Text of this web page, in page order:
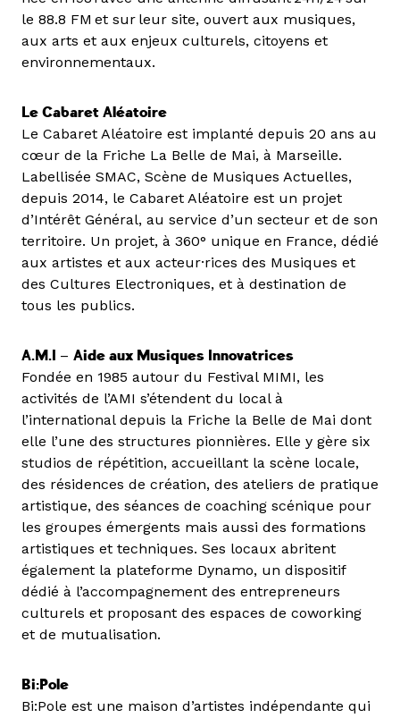
le 88.8 FM et sur leur site, ouvert aux musiques,
aux arts et aux enjeux culturels, citoyens et
environnementaux.
Le Cabaret Aléatoire
Le Cabaret Aléatoire est implanté depuis 20 ans au
cœur de la Friche La Belle de Mai, à Marseille.
Labellisée SMAC, Scène de Musiques Actuelles,
depuis 2014, le Cabaret Aléatoire est un projet
d’Intérêt Général, au service d’un secteur et de son
territoire. Un projet, à 360° unique en France, dédié
aux artistes et aux acteur·rices des Musiques et
des Cultures Electroniques, et à destination de
tous les publics.
A.M.I – Aide aux Musiques Innovatrices
Fondée en 1985 autour du Festival MIMI, les
activités de l’AMI s’étendent du local à
l’international depuis la Friche la Belle de Mai dont
elle l’une des structures pionnières. Elle y gère six
studios de répétition, accueillant la scène locale,
des résidences de création, des ateliers de pratique
artistique, des séances de coaching scénique pour
les groupes émergents mais aussi des formations
artistiques et techniques. Ses locaux abritent
également la plateforme Dynamo, un dispositif
dédié à l’accompagnement des entrepreneurs
culturels et proposant des espaces de coworking
et de mutualisation.
Bi:Pole
Bi:Pole est une maison d’artistes indépendante qui